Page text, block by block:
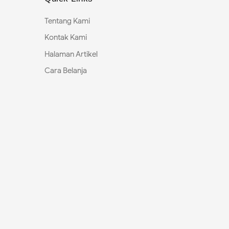
Tentang Kami
Kontak Kami
Halaman Artikel
Cara Belanja